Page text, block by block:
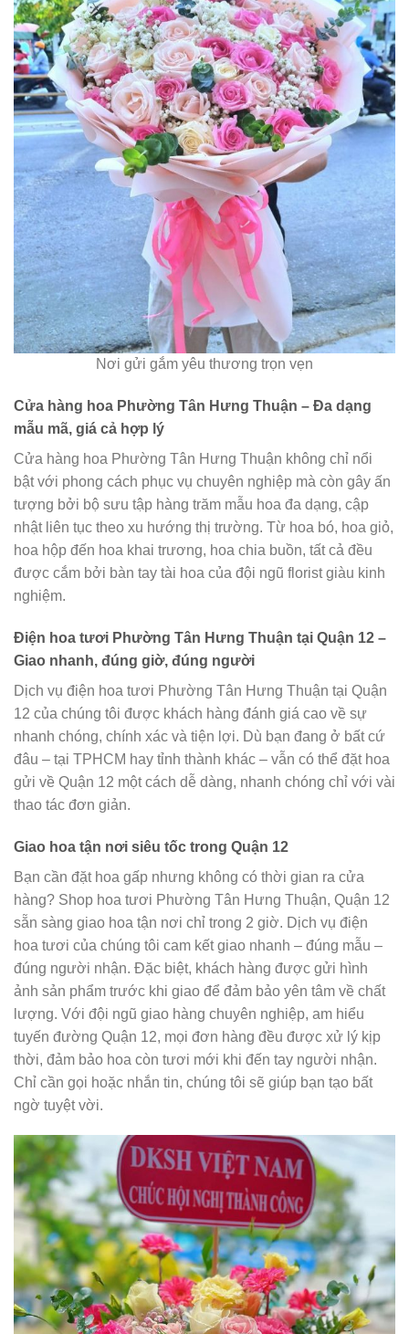
Nơi gửi gắm yêu thương trọn vẹn
Cửa hàng hoa Phường Tân Hưng Thuận – Đa dạng
mẫu mã, giá cả hợp lý
Cửa hàng hoa Phường Tân Hưng Thuận không chỉ nổi
bật với phong cách phục vụ chuyên nghiệp mà còn gây ấn
tượng bởi bộ sưu tập hàng trăm mẫu hoa đa dạng, cập
nhật liên tục theo xu hướng thị trường. Từ hoa bó, hoa giỏ,
hoa hộp đến hoa khai trương, hoa chia buồn, tất cả đều
được cắm bởi bàn tay tài hoa của đội ngũ florist giàu kinh
nghiệm.
Điện hoa tươi Phường Tân Hưng Thuận tại Quận 12 –
Giao nhanh, đúng giờ, đúng người
Dịch vụ điện hoa tươi Phường Tân Hưng Thuận tại Quận
12 của chúng tôi được khách hàng đánh giá cao về sự
nhanh chóng, chính xác và tiện lợi. Dù bạn đang ở bất cứ
đâu – tại TPHCM hay tỉnh thành khác – vẫn có thể đặt hoa
gửi về Quận 12 một cách dễ dàng, nhanh chóng chỉ với vài
thao tác đơn giản.
Giao hoa tận nơi siêu tốc trong Quận 12
Bạn cần đặt hoa gấp nhưng không có thời gian ra cửa
hàng? Shop hoa tươi Phường Tân Hưng Thuận, Quận 12
sẵn sàng giao hoa tận nơi chỉ trong 2 giờ. Dịch vụ điện
hoa tươi của chúng tôi cam kết giao nhanh – đúng mẫu –
đúng người nhận. Đặc biệt, khách hàng được gửi hình
ảnh sản phẩm trước khi giao để đảm bảo yên tâm về chất
lượng. Với đội ngũ giao hàng chuyên nghiệp, am hiểu
tuyến đường Quận 12, mọi đơn hàng đều được xử lý kịp
thời, đảm bảo hoa còn tươi mới khi đến tay người nhận.
Chỉ cần gọi hoặc nhắn tin, chúng tôi sẽ giúp bạn tạo bất
ngờ tuyệt vời.